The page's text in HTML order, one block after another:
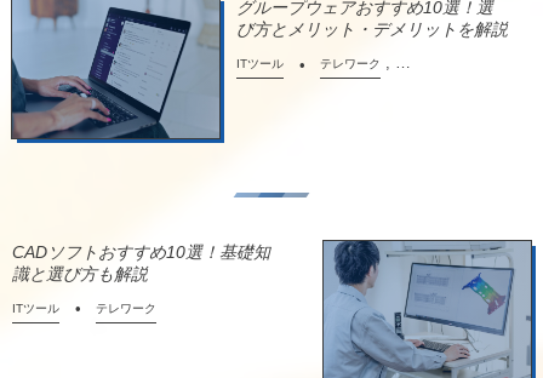
グループウェアおすすめ10選！選
び方とメリット・デメリットを解説
ITツール テレワーク , …
CADソフトおすすめ10選！基礎知
識と選び方も解説
ITツール テレワーク